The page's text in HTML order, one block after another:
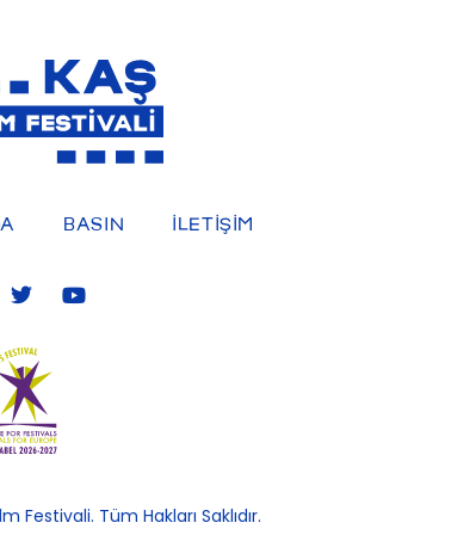
BASIN İLETİŞİM
Festivali. Tüm Hakları Saklıdır.